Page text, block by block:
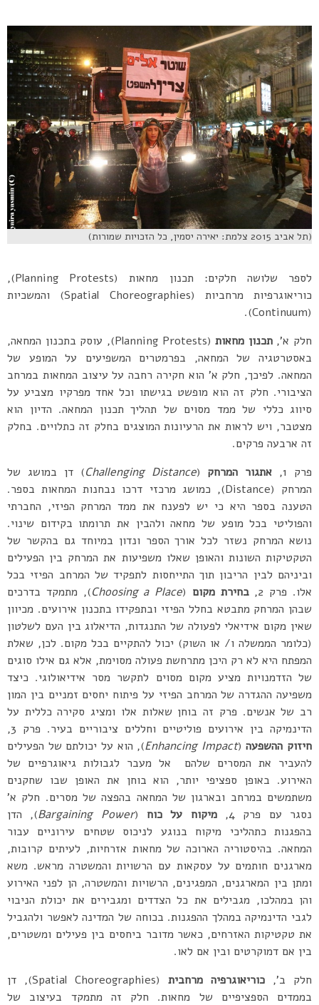
(תל אביב 2015 צלמת: יאירה יסמין, כל הזכויות שמורות)
לספר שלושה חלקים: תכנון מחאות (Planning Protests),
כוריאוגרפיות מרחביות (Spatial Choreographies) והמשכיות
(Continuum).
חלק א’,תכנון מחאות
(Planning Protests), עוסק בתכנון המחאה,
באסטרטגיה של המחאה, בפרמטרים המשפיעים על המופע של
המחאה. לפיכך, חלק א’ הוא חקירה רחבה על עיצוב המחאות במרחב
הציבורי. חלק זה הוא מופשט בגישתו וכל אחד מפרקיו מצביע על
סיווג כללי של ממד מסוים של תהליך תכנון המחאה. הדיון הוא
מצטבר, ויש לראות את הרעיונות המוצגים בחלק זה כתלויים. בחלק
זה ארבעה פרקים.
פרק 1,
אתגור המרחק (
Challenging Distance) דן במושג של
המרחק (Distance), כמושג מרכזי דרכו נבחנות המחאות בספר.
הטענה בספר היא כי יש לפענח את ממד המרחק הפיזי, החברתי
והפוליטי בכל מופע של מחאה ולהבין את תרומתו בקידום שינוי.
נושא המרחק נשזר לכל אורך הספר ונדון במיוחד גם בהקשר של
הטקטיקות השונות והאופן שאלו משפיעות את המרחק בין הפעילים
וביניהם לבין הריבון תוך התייחסות לתפקיד של המרחב הפיזי בכל
אלו. פרק 2,
בחירת מקום (
Choosing a Place), מתמקד בדרכים
שבהן המרחק מתבטא בחלל הפיזי ובתפקידו בתכנון אירועים. מכיוון
שאין מקום אידיאלי לפעולה של התנגדות, הדיאלוג בין העם לשלטון
(כלומר הממשלה ו/ או השוק) יכול להתקיים בכל מקום. לכן, שאלת
המפתח היא לא רק היכן מתרחשת פעולה מסוימת, אלא גם אילו סוגים
של הזדמנויות מציע מקום מסוים לתקשר מסר אידיאולוגי. כיצד
משפיעה ההגדרה של המרחב הפיזי על פיתוח יחסים זמניים בין המון
רב של אנשים. פרק זה בוחן שאלות אלו ומציג סקירה כללית על
הדינמיקה בין אירועים פוליטיים וחללים ציבוריים בעיר. פרק 3,
חיזוק ההשפעה(
Enhancing Impact), הוא על יכולתם של הפעילים
להעביר את המסרים שלהם אל מעבר לגבולות גיאוגרפיים של
האירוע. באופן ספציפי יותר, הוא בוחן את האופן שבו שחקנים
משתמשים במרחב ובארגון של המחאה בהפצה של מסרים. חלק א’
נסגר עם פרק 4,
מיקוח על כוח (
Bargaining Power), הדן
בהפגנות כתהליכי מיקוח בנוגע לניכוס שטחים עירוניים עבור
המחאה. בהיסטוריה הארוכה של מחאות אזרחיות, לעיתים קרובות,
מארגנים חותמים על עסקאות עם הרשויות והמשטרה מראש. משא
ומתן בין המארגנים, המפגינים, הרשויות והמשטרה, הן לפני האירוע
והן במהלכו, מגבילים את כל הצדדים ומגבירים את יכולת הניבוי
לגבי הדינמיקה במהלך ההפגנות. בכוחה של המדינה לאפשר ולהגביל
את טקטיקות האזרחים, כאשר מדובר ביחסים בין פעילים ומשטרים,
בין אם דמוקרטים ובין אם לאו.
חלק ב’, כוריאוגרפיה מרחבית
(Spatial Choreographies), דן
בממדים הספציפיים של מחאות. חלק זה מתמקד בעיצוב של